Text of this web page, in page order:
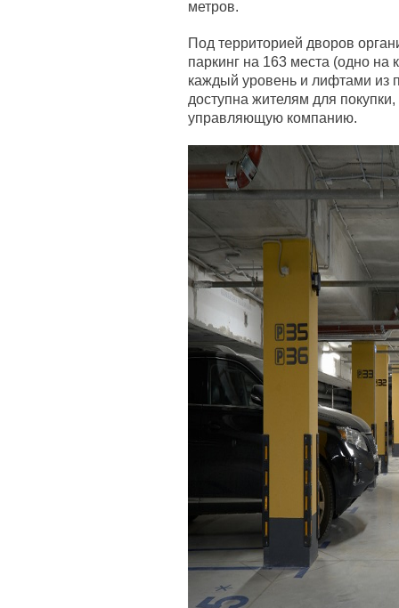
метров.
Под территорией дворов
паркинг на 163 места (одно
каждый уровень и лифтами из
доступна жителям для
управляющую компанию.